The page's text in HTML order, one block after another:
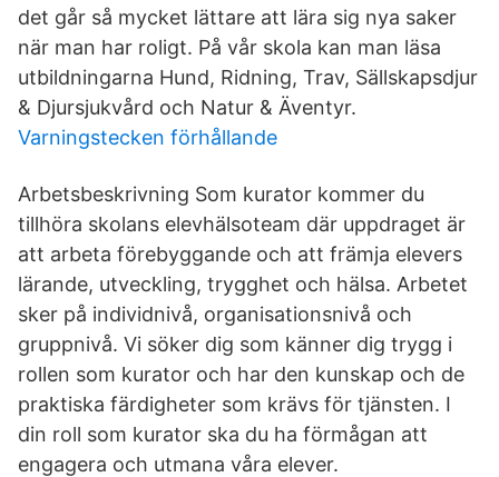
det går så mycket lättare att lära sig nya saker
när man har roligt. På vår skola kan man läsa
utbildningarna Hund, Ridning, Trav, Sällskapsdjur
& Djursjukvård och Natur & Äventyr.
Varningstecken förhållande
Arbetsbeskrivning Som kurator kommer du
tillhöra skolans elevhälsoteam där uppdraget är
att arbeta förebyggande och att främja elevers
lärande, utveckling, trygghet och hälsa. Arbetet
sker på individnivå, organisationsnivå och
gruppnivå. Vi söker dig som känner dig trygg i
rollen som kurator och har den kunskap och de
praktiska färdigheter som krävs för tjänsten. I
din roll som kurator ska du ha förmågan att
engagera och utmana våra elever.